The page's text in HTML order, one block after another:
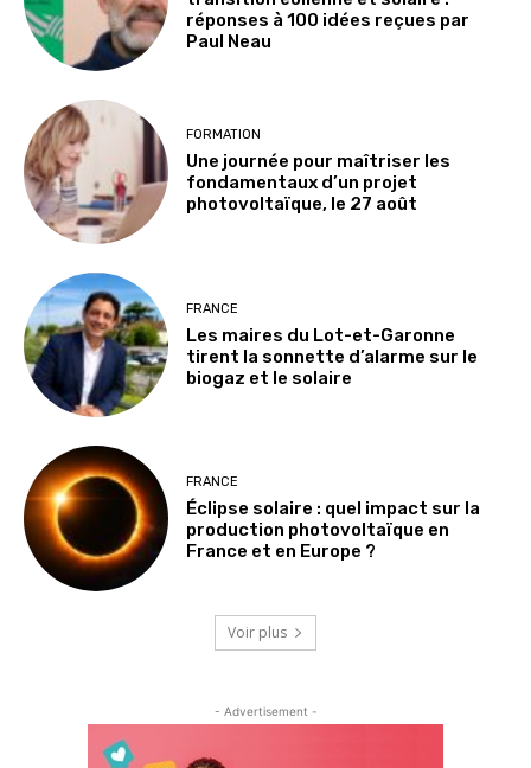
réponses à 100 idées reçues par
Paul Neau
FORMATION
Une journée pour maîtriser les
fondamentaux d’un projet
photovoltaïque, le 27 août
FRANCE
Les maires du Lot-et-Garonne
tirent la sonnette d’alarme sur le
biogaz et le solaire
FRANCE
Éclipse solaire : quel impact sur la
production photovoltaïque en
France et en Europe ?
Voir plus
- Advertisement -